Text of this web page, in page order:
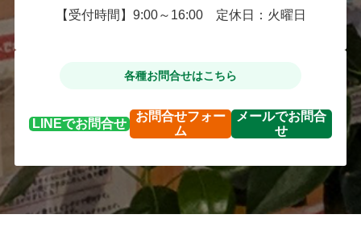
【受付時間】9:00～16:00 定休日：火曜日
各種お問合せはこちら
LINEでお問合せ
お問合せフォー
ム
メールでお問合
せ